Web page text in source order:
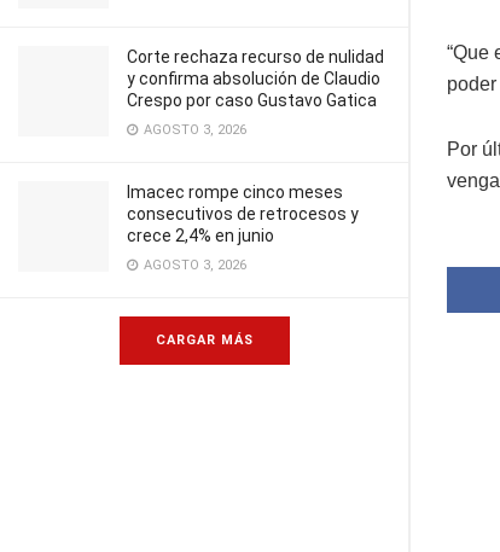
Corte rechaza recurso de nulidad
y confirma absolución de Claudio
Crespo por caso Gustavo Gatica
AGOSTO 3, 2026
Imacec rompe cinco meses
consecutivos de retrocesos y
crece 2,4% en junio
AGOSTO 3, 2026
CARGAR MÁS
“Que
Por